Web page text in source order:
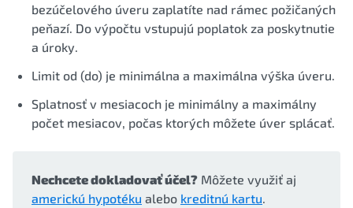
bezúčelového úveru zaplatíte nad rámec požičaných
peňazí. Do výpočtu vstupujú poplatok za poskytnutie
a úroky.
Limit od (do) je minimálna a maximálna výška úveru.
Splatnosť v mesiacoch je minimálny a maximálny
počet mesiacov, počas ktorých môžete úver splácať.
Nechcete dokladovať účel? Môžete využiť aj
americkú hypotéku alebo kreditnú kartu